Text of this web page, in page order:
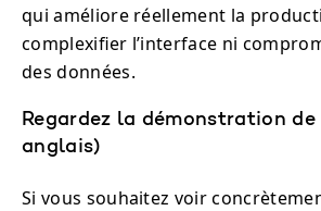
qui améliore réellement la
complexifier l’interface ni
des données.
Regardez la démonstration de
anglais)
Si vous souhaitez voir